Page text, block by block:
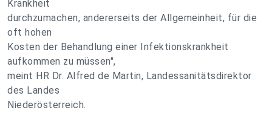
Krankheit
durchzumachen, andererseits der Allgemeinheit, für die
oft hohen
Kosten der Behandlung einer Infektionskrankheit
aufkommen zu müssen",
meint HR Dr. Alfred de Martin, Landessanitätsdirektor
des Landes
Niederösterreich.